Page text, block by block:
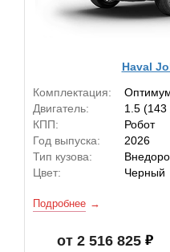
Haval
Комплектация:
Двигатель:
1.5 (143
КПП:
Робот
Год выпуска:
2026
Тип кузова:
Цвет:
Черный
Подробнее
от 2 516 825